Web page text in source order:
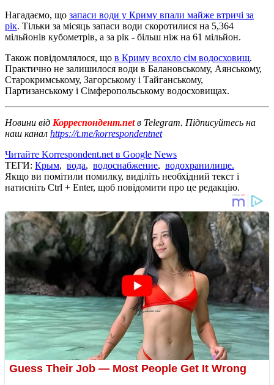
Нагадаємо, що запаси води у Криму впали майже втричі за
рік. Тільки за місяць запаси води скоротилися на 5,364
мільйонів кубометрів, а за рік - більш ніж на 61 мільйон.
Також повідомлялося, що в Криму всохло сім водосховищ.
Практично не залишилося води в Балановському, Аянському,
Старокримському, Загорському і Тайганському,
Партизанському і Сімферопольському водосховищах.
Новини від Корреспондент.netв Telegram. Підписуйтесь на
наш канал https://t.me/korrespondentnet
Читайте Korrespondent.net в Google News
ТЕГИ: Крым, вода, водоснабжение, водохранилище.
Якщо ви помітили помилку, виділіть необхідний текст і
натисніть Ctrl + Enter, щоб повідомити про це редакцію.